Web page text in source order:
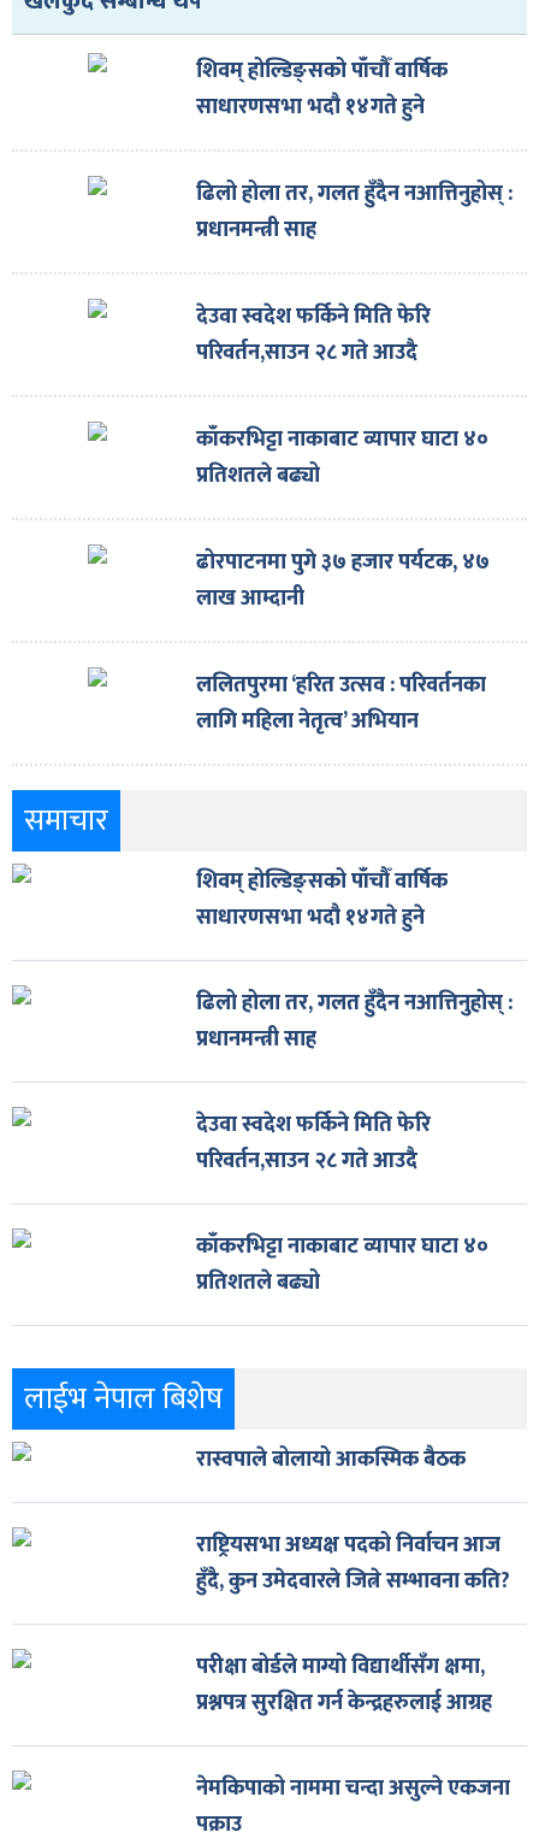
शिवम् होल्डिङ्सको पाँचौँ वार्षिक
साधारणसभा भदौ १४गते हुने
ढिलो होला तर, गलत हुँदैन नआत्तिनुहोस् :
प्रधानमन्त्री साह
देउवा स्वदेश फर्किने मिति फेरि
परिवर्तन,साउन २८ गते आउदै
काँकरभिट्टा नाकाबाट व्यापार घाटा ४०
प्रतिशतले बढ्यो
ढोरपाटनमा पुगे ३७ हजार पर्यटक, ४७
लाख आम्दानी
ललितपुरमा ‘हरित उत्सव : परिवर्तनका
लागि महिला नेतृत्व’ अभियान
समाचार
शिवम् होल्डिङ्सको पाँचौँ वार्षिक
साधारणसभा भदौ १४गते हुने
ढिलो होला तर, गलत हुँदैन नआत्तिनुहोस् :
प्रधानमन्त्री साह
देउवा स्वदेश फर्किने मिति फेरि
परिवर्तन,साउन २८ गते आउदै
काँकरभिट्टा नाकाबाट व्यापार घाटा ४०
प्रतिशतले बढ्यो
लाईभ नेपाल बिशेष
रास्वपाले बोलायो आकस्मिक बैठक
राष्ट्रियसभा अध्यक्ष पदको निर्वाचन आज
हुँदै, कुन उमेदवारले जित्ने सम्भावना कति?
परीक्षा बोर्डले माग्यो विद्यार्थीसँग क्षमा,
प्रश्नपत्र सुरक्षित गर्न केन्द्रहरुलाई आग्रह
नेमकिपाको नाममा चन्दा असुल्ने एकजना
पक्राउ